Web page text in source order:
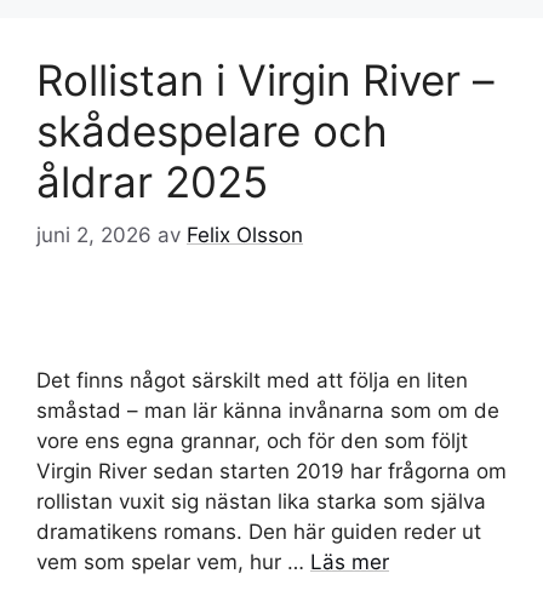
Rollistan i Virgin River –
skådespelare och
åldrar 2025
juni 2, 2026 av Felix Olsson
Det finns något särskilt med att följa en liten
småstad – man lär känna invånarna som om de
vore ens egna grannar, och för den som följt
Virgin River sedan starten 2019 har frågorna om
rollistan vuxit sig nästan lika starka som själva
dramatikens romans. Den här guiden reder ut
vem som spelar vem, hur … Läs mer